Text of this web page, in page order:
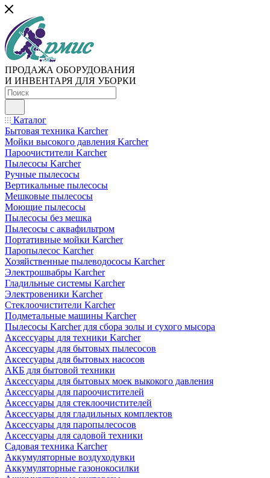
ПРОДАЖА ОБОРУДОВАНИЯ
И ИНВЕНТАРЯ ДЛЯ УБОРКИ
Каталог
Бытовая техника Karcher
Мойки высокого давления Karcher
Пароочистители Karcher
Пылесосы Karcher
Ручные пылесосы
Вертикальные пылесосы
Мешковые пылесосы
Моющие пылесосы
Пылесосы без мешка
Пылесосы с аквафильтром
Портативные мойки Karcher
Паропылесос Karcher
Хозяйственные пылеводососы Karcher
Электрошвабры Karcher
Гладильные системы Karcher
Электровеники Karcher
Стеклоочистители Karcher
Подметальные машины Karcher
Пылесосы Karcher для сбора золы и сухого мысора
Аксессуары для техники Karcher
Аксессуары для бытовых пылесосов
Аксессуары для бытовых насосов
АКБ для бытовой техники
Аксессуары для бытовых моек выкокого давления
Аксессуары для пароочистителей
Аксессуары для стеклоочистителей
Аксессуары для гладильных комплектов
Аксессуары для паропылесосов
Аксессуары для садовой техники
Садовая техника Karcher
Аккумуляторные воздуходувки
Аккумуляторные газонокосилки